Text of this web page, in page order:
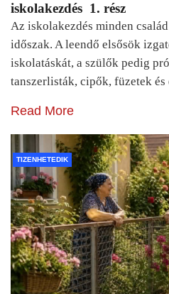
iskolakezdés 1. rész
Az iskolakezdés minden
időszak. A leendő elsősök
iskolatáskát, a szülők pedig
tanszerlisták, cipők, füzetek
Read More
TIZENHETEDIK